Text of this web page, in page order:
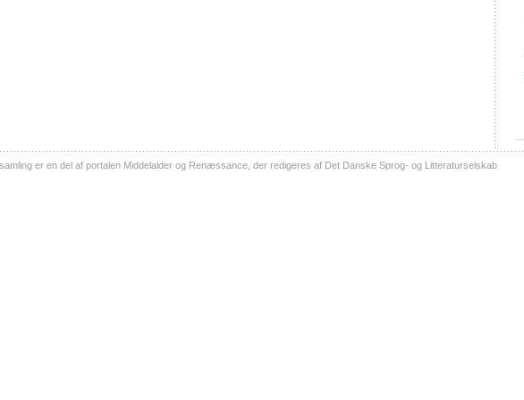
er en del af portalen Middelalder og Renæssance, der redigeres af Det Danske Sprog- og Litteraturselskab